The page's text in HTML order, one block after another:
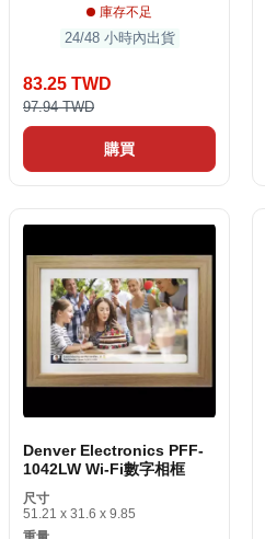
庫存不足
24/48 小時內出貨
83.25 TWD
97.94 TWD
購買
Denver Electronics PFF-
1042LW Wi-Fi數字相框
尺寸
51.21 x 31.6 x 9.85